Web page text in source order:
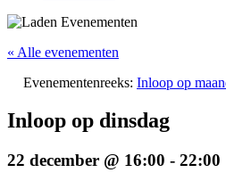
« Alle evenementen
Evenementenreeks: Inloop op
Inloop op dinsdag
22 december @ 16:00 - 22:00